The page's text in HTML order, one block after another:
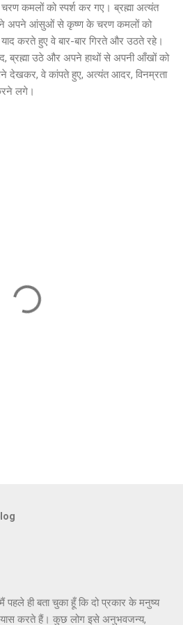
कमलों को स्पर्श कर गए। ब्रह्मा अत्यंत
अपने आंसुओं से कृष्ण के चरण कमलों को
याद करते हुए वे बार-बार गिरते और उठते रहे।
ब्रह्मा उठे और अपने हाथों से अपनी आँखों को
देखकर, वे कांपते हुए, अत्यंत आदर, विनम्रता
लगे।
पहले ही बता चुका हूँ कि दो प्रकार के मनुष्य
करते हैं। कुछ लोग इसे अनुभवजन्य,